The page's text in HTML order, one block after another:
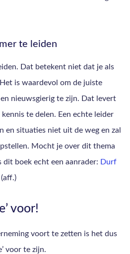
te leiden
Dat betekent niet dat je als
is waardevol om de juiste
nieuwsgierig te zijn. Dat levert
te delen. Een echte leider
en situaties niet uit de weg en zal
Mocht je over dit thema
dit boek echt een aanrader: Durf
(aff.)
voor!
voort te zetten is het dus
voor te zijn.